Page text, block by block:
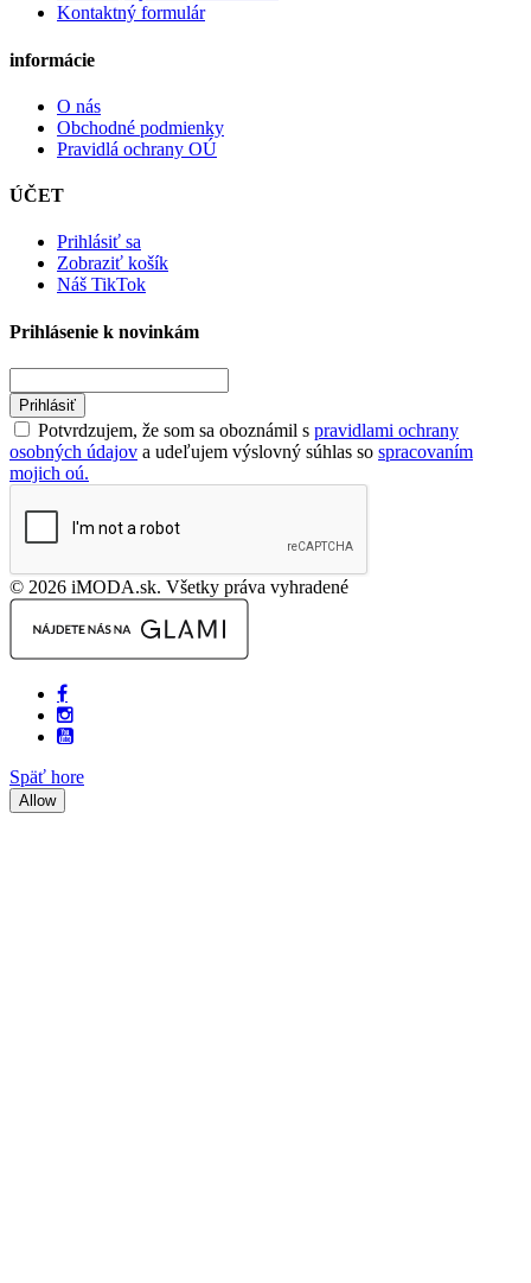
Kontaktný formulár
informácie
O nás
Obchodné podmienky
Pravidlá ochrany OÚ
ÚČET
Prihlásiť sa
Zobraziť košík
Náš TikTok
Prihlásenie k novinkám
Prihlásiť
Potvrdzujem, že som sa oboznámil s pravidlami ochrany
osobných údajov a udeľujem výslovný súhlas so spracovaním
mojich oú.
© 2026 iMODA.sk. Všetky práva vyhradené
Späť hore
Allow